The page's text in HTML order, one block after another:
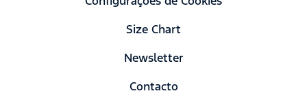
Size Chart
Newsletter
Contacto